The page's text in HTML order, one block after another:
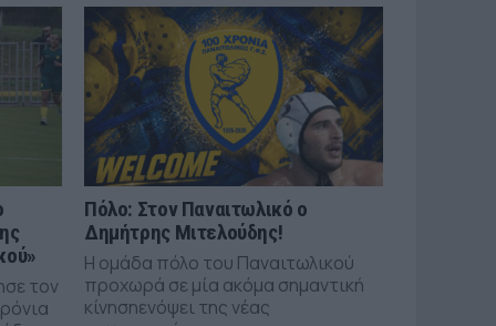
τον
Πόλο: Στον Παναιτωλικό ο
Δημήτρης Μιτελούδης!
Η ομάδα πόλο του Παναιτωλικού
προχωρά σε μία ακόμα σημαντική
κίνησηενόψει της νέας